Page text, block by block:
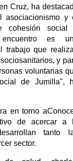
Cruz, ha
asociacionismo y
cohesión social
encuentro es
trabajo que
y
voluntarias
de Jumilla",
en torno
de acercar a
tanto
sector.